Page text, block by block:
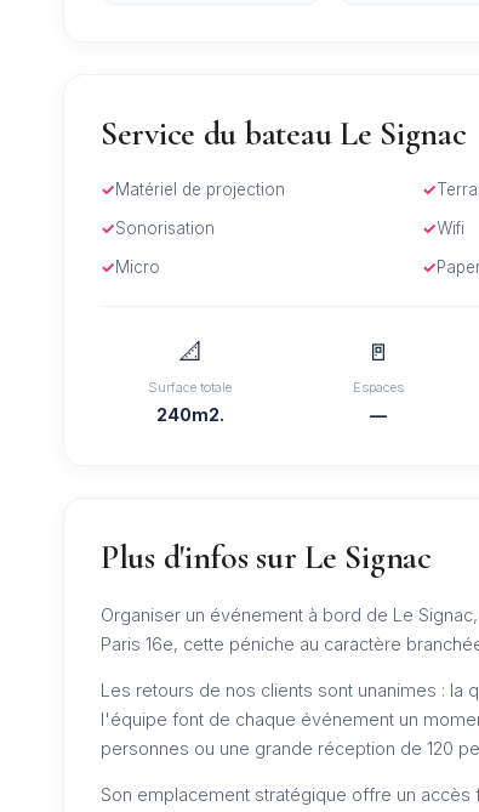
Service du bateau Le Signac
Matériel de projection
Sonorisation
Wifi
Micro
📐
Surface totale
240m2.
🚪
Espaces
—
Plus d'infos sur Le Signac
Organiser un événement à bord de Le
Paris 16e, cette péniche au caractère
Les retours de nos clients sont unanimes : la
l'équipe font de chaque événement un
personnes ou une grande réception de 120
Son emplacement stratégique offre un